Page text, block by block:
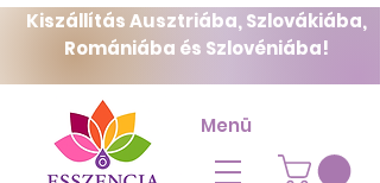
Kiszállítás Ausztriába, Szlovákiába,
Romániába és Szlovéniába!
Menü